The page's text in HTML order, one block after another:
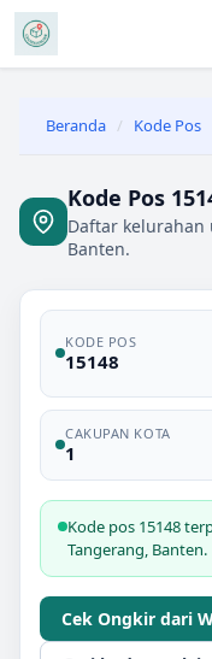
Beranda / Kode Pos
Kode Pos
Daftar kelurahan
Banten.
KODE POS
15148
CAKUPAN KOTA
1
Kode pos 15148
Tangerang, Banten.
Cek Ongkir dari